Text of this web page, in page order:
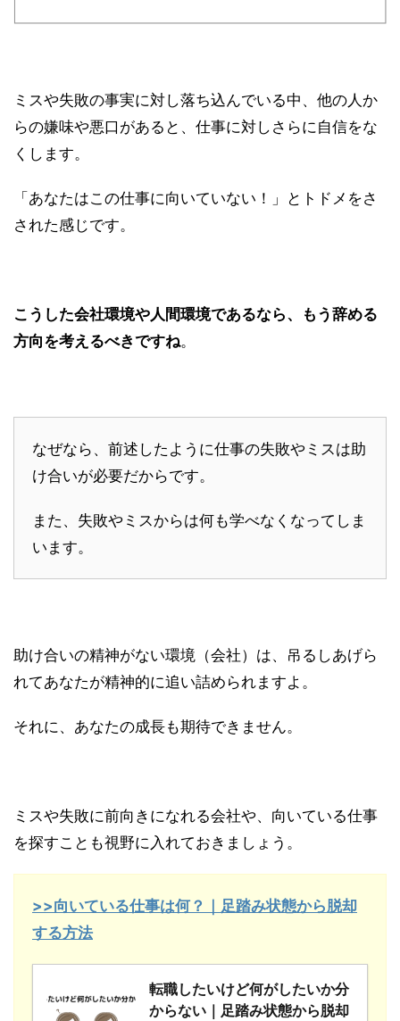
ミスや失敗の事実に対し落ち込んでいる中、他の人か
らの嫌味や悪口があると、仕事に対しさらに自信をな
くします。
「あなたはこの仕事に向いていない！」とトドメをさ
された感じです。
こうした会社環境や人間環境であるなら、もう辞める
方向を考えるべきですね。
なぜなら、前述したように仕事の失敗やミスは助
け合いが必要だからです。
また、失敗やミスからは何も学べなくなってしま
います。
助け合いの精神がない環境（会社）は、吊るしあげら
れてあなたが精神的に追い詰められますよ。
それに、あなたの成長も期待できません。
ミスや失敗に前向きになれる会社や、向いている仕事
を探すことも視野に入れておきましょう。
>>向いている仕事は何？｜足踏み状態から脱却
する方法
転職したいけど何がしたいか分
からない｜足踏み状態から脱却